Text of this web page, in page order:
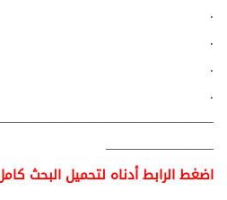
.
.
.
.
————————
اضغط الرابط أدناه لتحميل البحث